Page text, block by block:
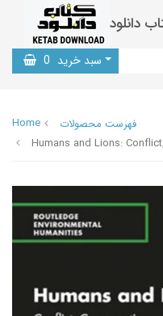
دانلود
سبد خرید 0
Home
فهرست محصولات
Humans and Lions: